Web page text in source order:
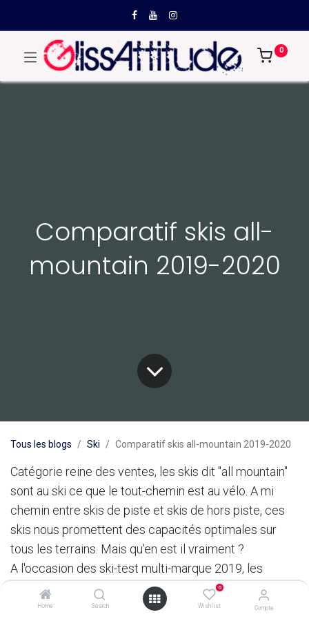
Home Search
0
Wishlist Compte
0
Comparatif skis all-
mountain 2019-2020
Tous les blogs Ski Comparatif skis all-mountain 2019-2020
Catégorie reine des ventes, les skis dit "all mountain"
sont au ski ce que le tout-chemin est au vélo. A mi
chemin entre skis de piste et skis de hors piste, ces
skis nous promettent des capacités optimales sur
tous les terrains. Mais qu'en est il vraiment ?
A l'occasion des ski-test multi-marque 2019, les
conditions de neige (5-10cm de neige fraiche posée
sur un fond de neige dure et verglacée) nous